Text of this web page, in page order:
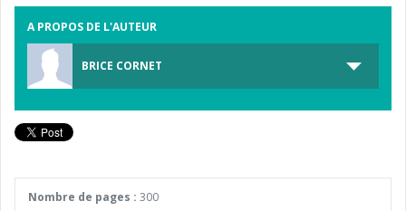
A PROPOS DE L'AUTEUR
BRICE CORNET
Nombre de pages : 300